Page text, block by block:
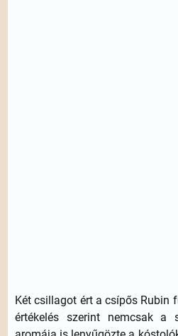
Két csillagot ért a csípős Rubin
értékelés szerint nemcsak